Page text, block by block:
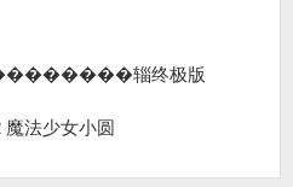
辎终极版
魔法少女小圆